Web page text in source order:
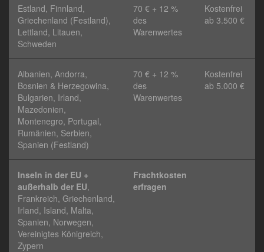
Estland, Finnland,
Griechenland (Festland),
Lettland, Litauen,
Schweden
70 € + 12 %
des
Warenwertes
Kostenfrei
ab 3.500 €
Albanien, Andorra,
Bosnien & Herzegowina,
Bulgarien, Irland,
Mazedonien,
Montenegro, Portugal,
Rumänien, Serbien,
Spanien (Festland)
70 € + 12 %
des
Warenwertes
Kostenfrei
ab 5.000 €
Inseln in der EU +
außerhalb der EU,
Frankreich, Griechenland,
Irland, Island, Malta,
Spanien, Norwegen,
Vereinigtes Königreich,
Zypern
Frachtkosten
erfragen